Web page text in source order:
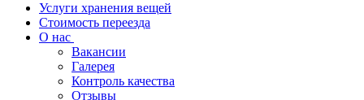
Услуги хранения вещей
Стоимость переезда
О нас
Вакансии
Галерея
Контроль качества
Отзывы